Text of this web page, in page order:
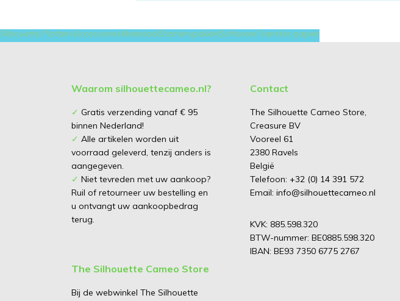
Silhouette PlottersAccessoiresMateriaalStarterspakketSoftwareTransfer papier
Waarom silhouettecameo.nl?
✓ Gratis verzending vanaf € 95
binnen Nederland!
✓ Alle artikelen worden uit
voorraad geleverd, tenzij anders is
aangegeven.
✓ Niet tevreden met uw aankoop?
Ruil of retourneer uw bestelling en
u ontvangt uw aankoopbedrag
terug.
The Silhouette Cameo Store
Bij de webwinkel The Silhouette
Contact
The Silhouette Cameo Store,
Creasure BV
Vooreel 61
2380 Ravels
België
Telefoon: +32 (0) 14 391 572
Email: info@silhouettecameo.nl
KVK: 885.598.320
BTW-nummer: BE0885.598.320
IBAN: BE93 7350 6775 2767